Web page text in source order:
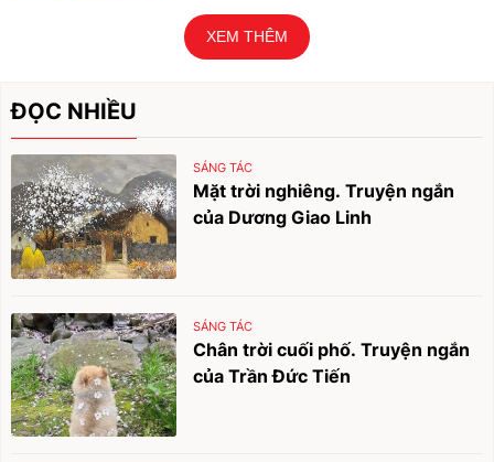
XEM THÊM
ĐỌC NHIỀU
SÁNG TÁC
Mặt trời nghiêng. Truyện ngắn
của Dương Giao Linh
SÁNG TÁC
Chân trời cuối phố. Truyện ngắn
của Trần Đức Tiến